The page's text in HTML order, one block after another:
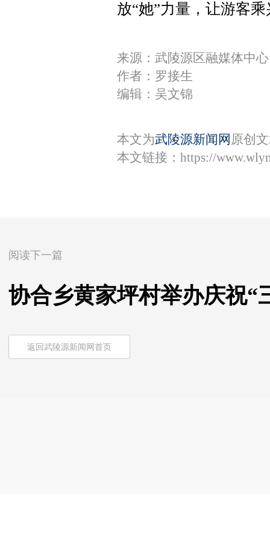
放“她”力量，让游客
来源：武陵源区融媒体中心
作者：罗接生
编辑：吴文锦
本文为武陵源新闻网 原创
本文链接： https://
阅读下一篇
协合乡黄家坪村举办庆祝“
返回武陵源新闻网首页